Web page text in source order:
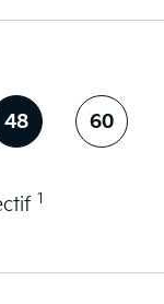
48 60
1